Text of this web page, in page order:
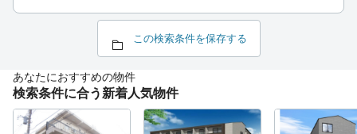
この検索条件を保存する
あなたにおすすめの物件
検索条件に合う新着人気物件